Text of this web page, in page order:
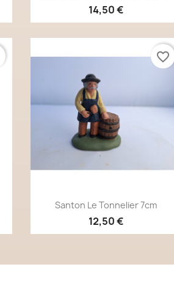
14,50 €
Aperçu rapide
Santon Le Tonnelier 7cm
12,50 €
favorite_border